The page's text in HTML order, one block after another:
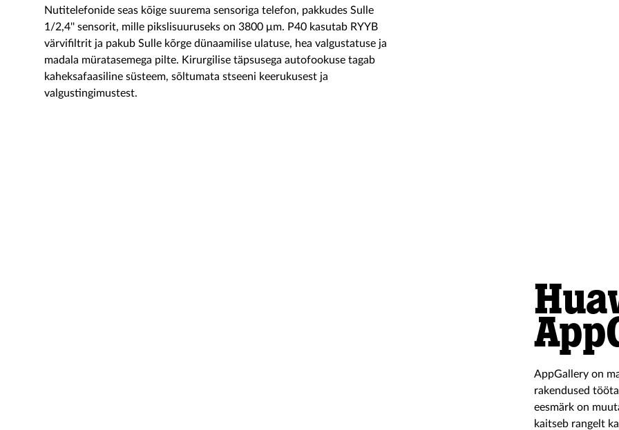
Nutitelefonide seas kõige suurema sensoriga telefon, pakkudes Sulle
1/2,4'' sensorit, mille pikslisuuruseks on 3800 μm. P40 kasutab RYYB
värvifiltrit ja pakub Sulle kõrge dünaamilise ulatuse, hea valgustatuse ja
madala müratasemega pilte. Kirurgilise täpsusega autofookuse tagab
kaheksafaasiline süsteem, sõltumata stseeni keerukusest ja
valgustingimustest.
AppGallery on
rakendused
eesmärk on
kaitseb rangelt